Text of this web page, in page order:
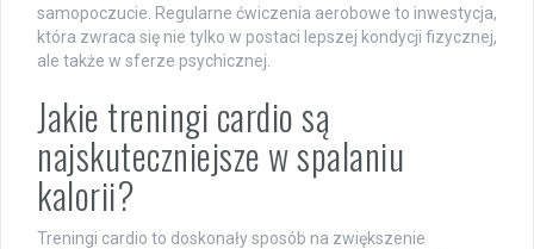
samopoczucie. Regularne ćwiczenia aerobowe to inwestycja,
która zwraca się nie tylko w postaci lepszej kondycji fizycznej,
ale także w sferze psychicznej.
Jakie treningi cardio są
najskuteczniejsze w spalaniu
kalorii?
Treningi cardio to doskonały sposób na zwiększenie